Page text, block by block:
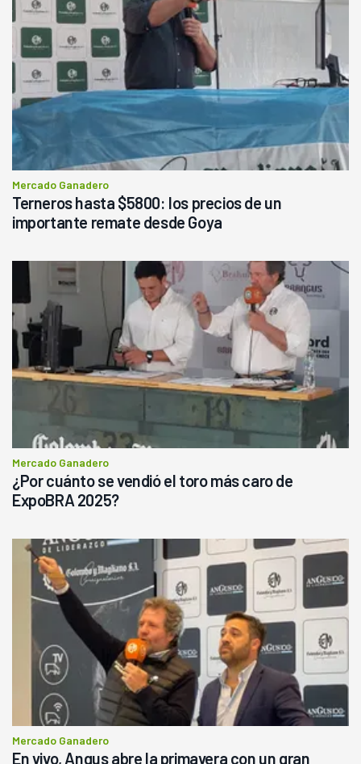
Mercado Ganadero
Terneros hasta $5800: los precios de un
importante remate desde Goya
Mercado Ganadero
¿Por cuánto se vendió el toro más caro de
ExpoBRA 2025?
Mercado Ganadero
En vivo, Angus abre la primavera con un gran